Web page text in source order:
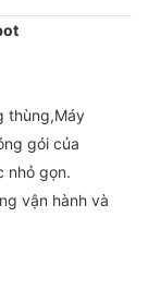
thùng,Máy
gói của
nhỏ gọn.
vận hành và